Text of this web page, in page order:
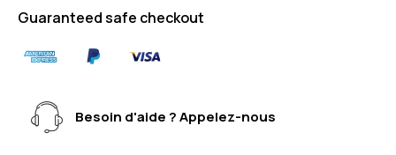
Guaranteed safe checkout
Besoin d'aide ? Appelez-nous